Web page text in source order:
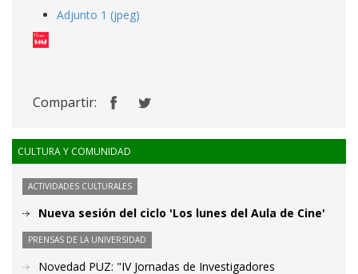
Adjunto 1 (jpeg)
Compartir:
CULTURA Y COMUNIDAD
ACTIVIDADES CULTURALES
Nueva sesión del ciclo 'Los lunes del Aula de Cine'
PRENSAS DE LA UNIVERSIDAD
Novedad PUZ: "IV Jornadas de Investigadores